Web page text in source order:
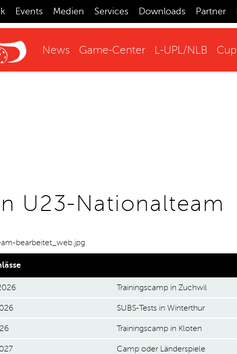
Events Medien Services Downloads Partner
News Game-Center L-UPL/NLB Cup
U23-Nationalteam
Trainingscamp in Zuchwil
SUBS-Tests in Winterthur
Trainingscamp in Kloten
Camp oder Länderspiele